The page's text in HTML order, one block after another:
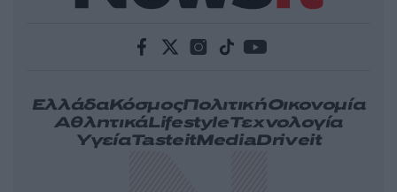
ΕλλάδαΚόσμοςΠολιτικήΟικονομία
ΑθλητικάLifestyleΤεχνολογία
ΥγείαTasteitMediaDriveit